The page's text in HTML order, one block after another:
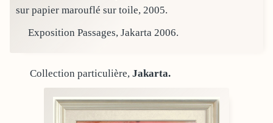
sur papier marouflé sur toile, 2005.
Exposition Passages, Jakarta 2006.
Collection particulière, Jakarta.